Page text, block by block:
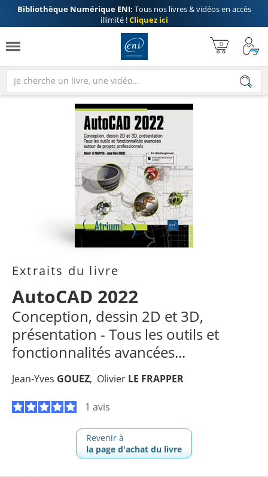
Bibliothèque Numérique ENI: Tous nos livres & vidéos en accès
illimité !Cliquez ici
Extraits du livre
AutoCAD 2022
Conception, dessin 2D et 3D,
présentation - Tous les outils et
fonctionnalités avancées...
Jean-Yves GOUEZ Olivier LE FRAPPER
1 avis
Revenir à
la page d'achat du livre